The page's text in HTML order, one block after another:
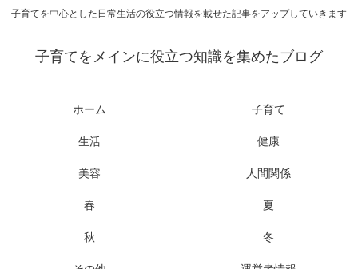
子育てを中心とした日常生活の役立つ情報を載せた記事をアップしていきます
子育てをメインに役立つ知識を集めたブログ
ホーム 子育て
生活 健康
美容 人間関係
春 夏
秋 冬